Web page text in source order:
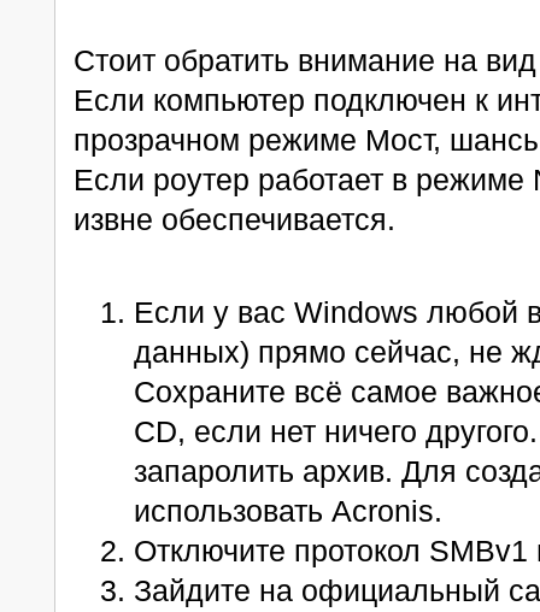
Стоит обратить внимание на
Если компьютер подключен к
прозрачном режиме Мост,
Если роутер работает в режиме
извне обеспечивается.
Если у вас Windows любой
данных) прямо сейчас, не
Сохраните всё самое
CD, если нет ничего
запаролить архив. Для
использовать Acronis.
Отключите протокол
Зайдите на официальный